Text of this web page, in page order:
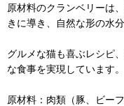
原材料のクランベリーは
きに導き、自然な形の水
グルメな猫も喜ぶレシピ
な食事を実現しています。
原材料：肉類（豚、ビー